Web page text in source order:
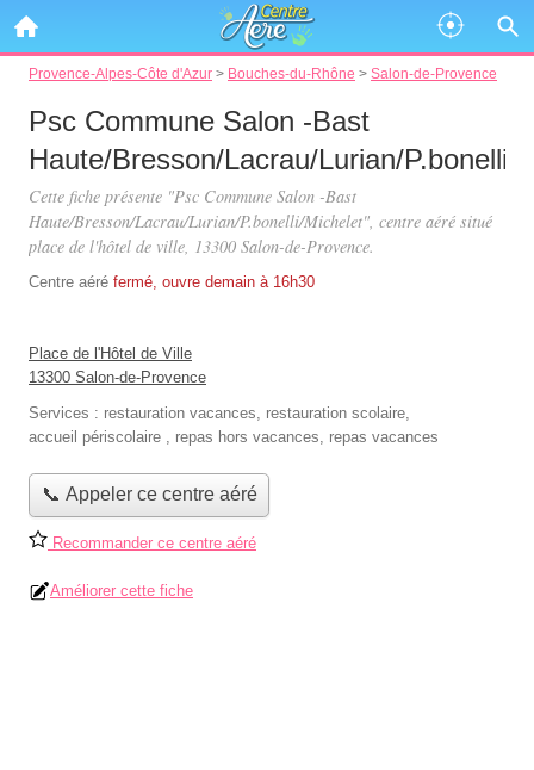
Provence-Alpes-Côte d'Azur > Bouches-du-Rhône > Salon-de-Provence
Psc Commune Salon -Bast
Haute/Bresson/Lacrau/Lurian/P.bonelli/
Cette fiche présente "Psc Commune Salon -Bast
Haute/Bresson/Lacrau/Lurian/P.bonelli/Michelet", centre aéré situé
place de l'hôtel de ville, 13300 Salon-de-Provence.
Centre aéré fermé, ouvre demain à 16h30
Place de l'Hôtel de Ville
13300 Salon-de-Provence
Services : restauration vacances, restauration scolaire,
accueil périscolaire , repas hors vacances, repas vacances
📞 Appeler ce centre aéré
Recommander ce centre aéré
Améliorer cette fiche